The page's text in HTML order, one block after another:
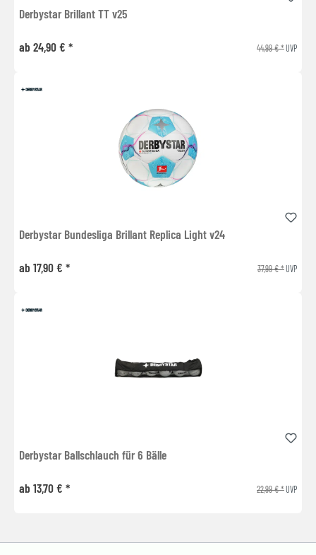
Derbystar Brillant TT v25
ab 24,90 € * 44,99 € *UVP
Derbystar Bundesliga Brillant Replica Light v24
ab 17,90 € * 37,99 € *UVP
Derbystar Ballschlauch für 6 Bälle
ab 13,70 € * 22,99 € *UVP